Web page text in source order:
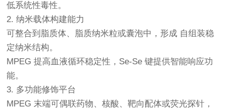
低系统性毒性。
2. 纳米载体构建能力
可整合到脂质体、脂质纳米粒或囊泡中，形成 自组装稳
定纳米结构。
MPEG 提高血液循环稳定性，Se-Se 键提供智能响应功
能。
3. 多功能修饰平台
MPEG 末端可偶联药物、核酸、靶向配体或荧光探针，